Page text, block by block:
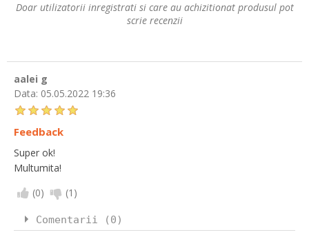
Doar utilizatorii inregistrati si care au achizitionat produsul pot
scrie recenzii
aalei g
Data: 05.05.2022 19:36
Feedback
Super ok!
Multumita!
(0) (1 )
Comentarii (0)